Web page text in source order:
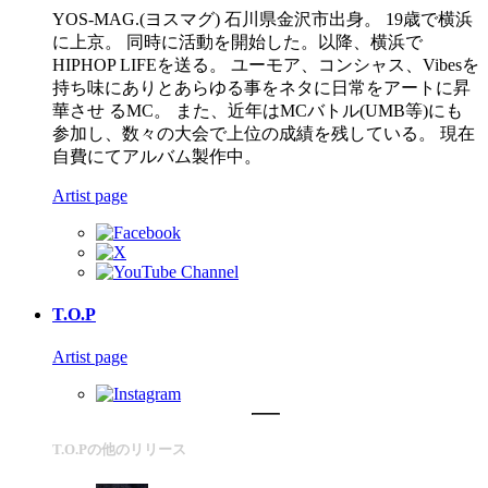
YOS-MAG.(ヨスマグ) 石川県金沢市出身。 19歳で横浜
に上京。 同時に活動を開始した。以降、横浜で
HIPHOP LIFEを送る。 ユーモア、コンシャス、Vibesを
持ち味にありとあらゆる事をネタに日常をアートに昇
華させ るMC。 また、近年はMCバトル(UMB等)にも
参加し、数々の大会で上位の成績を残している。 現在
自費にてアルバム製作中。
Artist page
T.O.P
Artist page
T.O.Pの他のリリース